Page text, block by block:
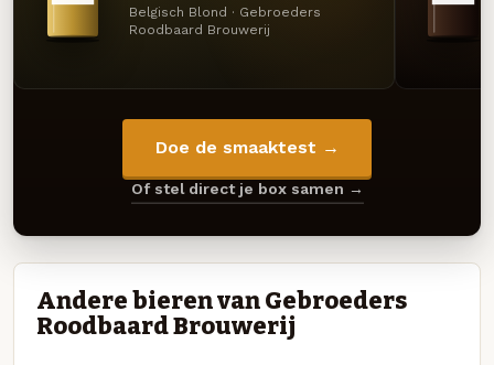
Belgisch Blond · Gebroeders
Roodbaard Brouwerij
Doe de smaaktest →
Of stel direct je box samen →
Andere bieren van Gebroeders
Roodbaard Brouwerij